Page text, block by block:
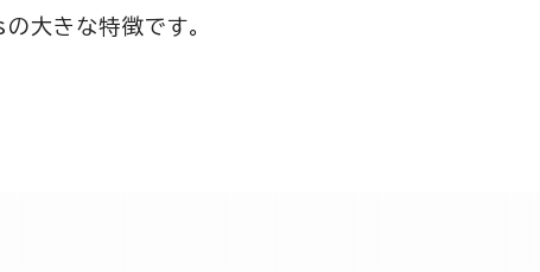
大きな特徴です。